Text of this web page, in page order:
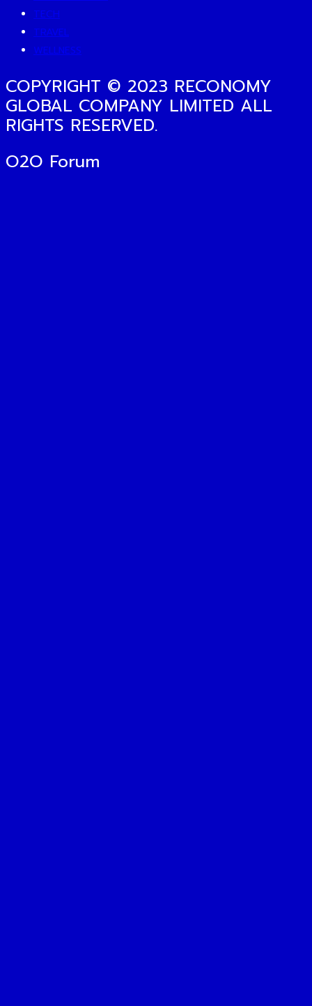
TECH
TRAVEL
WELLNESS
COPYRIGHT © 2023 RECONOMY
GLOBAL COMPANY LIMITED ALL
RIGHTS RESERVED.
O2O Forum